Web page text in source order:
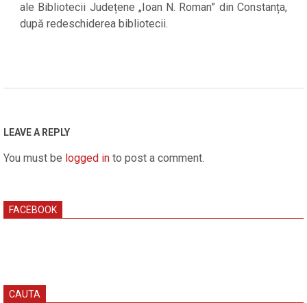
ale Bibliotecii Județene „Ioan N. Roman” din Constanța,
după redeschiderea bibliotecii.
07
LEAVE A REPLY
You must be logged in to post a comment.
FACEBOOK
CAUTA